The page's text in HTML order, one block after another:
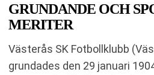
GRUNDANDE OCH
MERITER
Västerås SK Fotbollklubb
grundades den 29 januari